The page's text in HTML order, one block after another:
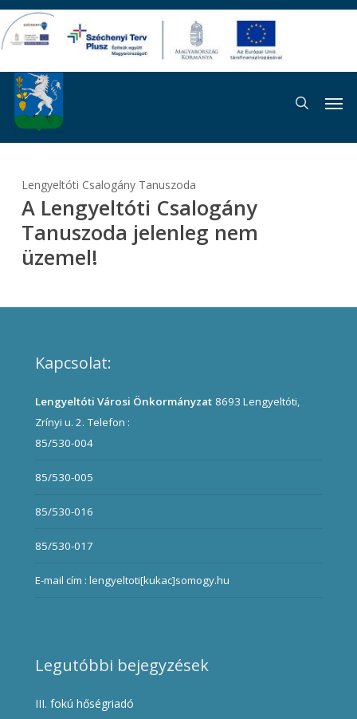
Skip
to
main
content
search
Lengyeltóti Csalogány Tanuszoda
A Lengyeltóti Csalogány
Tanuszoda jelenleg nem
üzemel!
Kapcsolat:
Lengyeltóti Városi Önkormányzat 8693 Lengyeltóti,
Zrínyi u. 2. Telefon :
85/530-004
85/530-005
85/530-016
85/530-017
E-mail cím : lengyeltoti[kukac]somogy.hu
Legutóbbi bejegyzések
III. fokú hőségriadó